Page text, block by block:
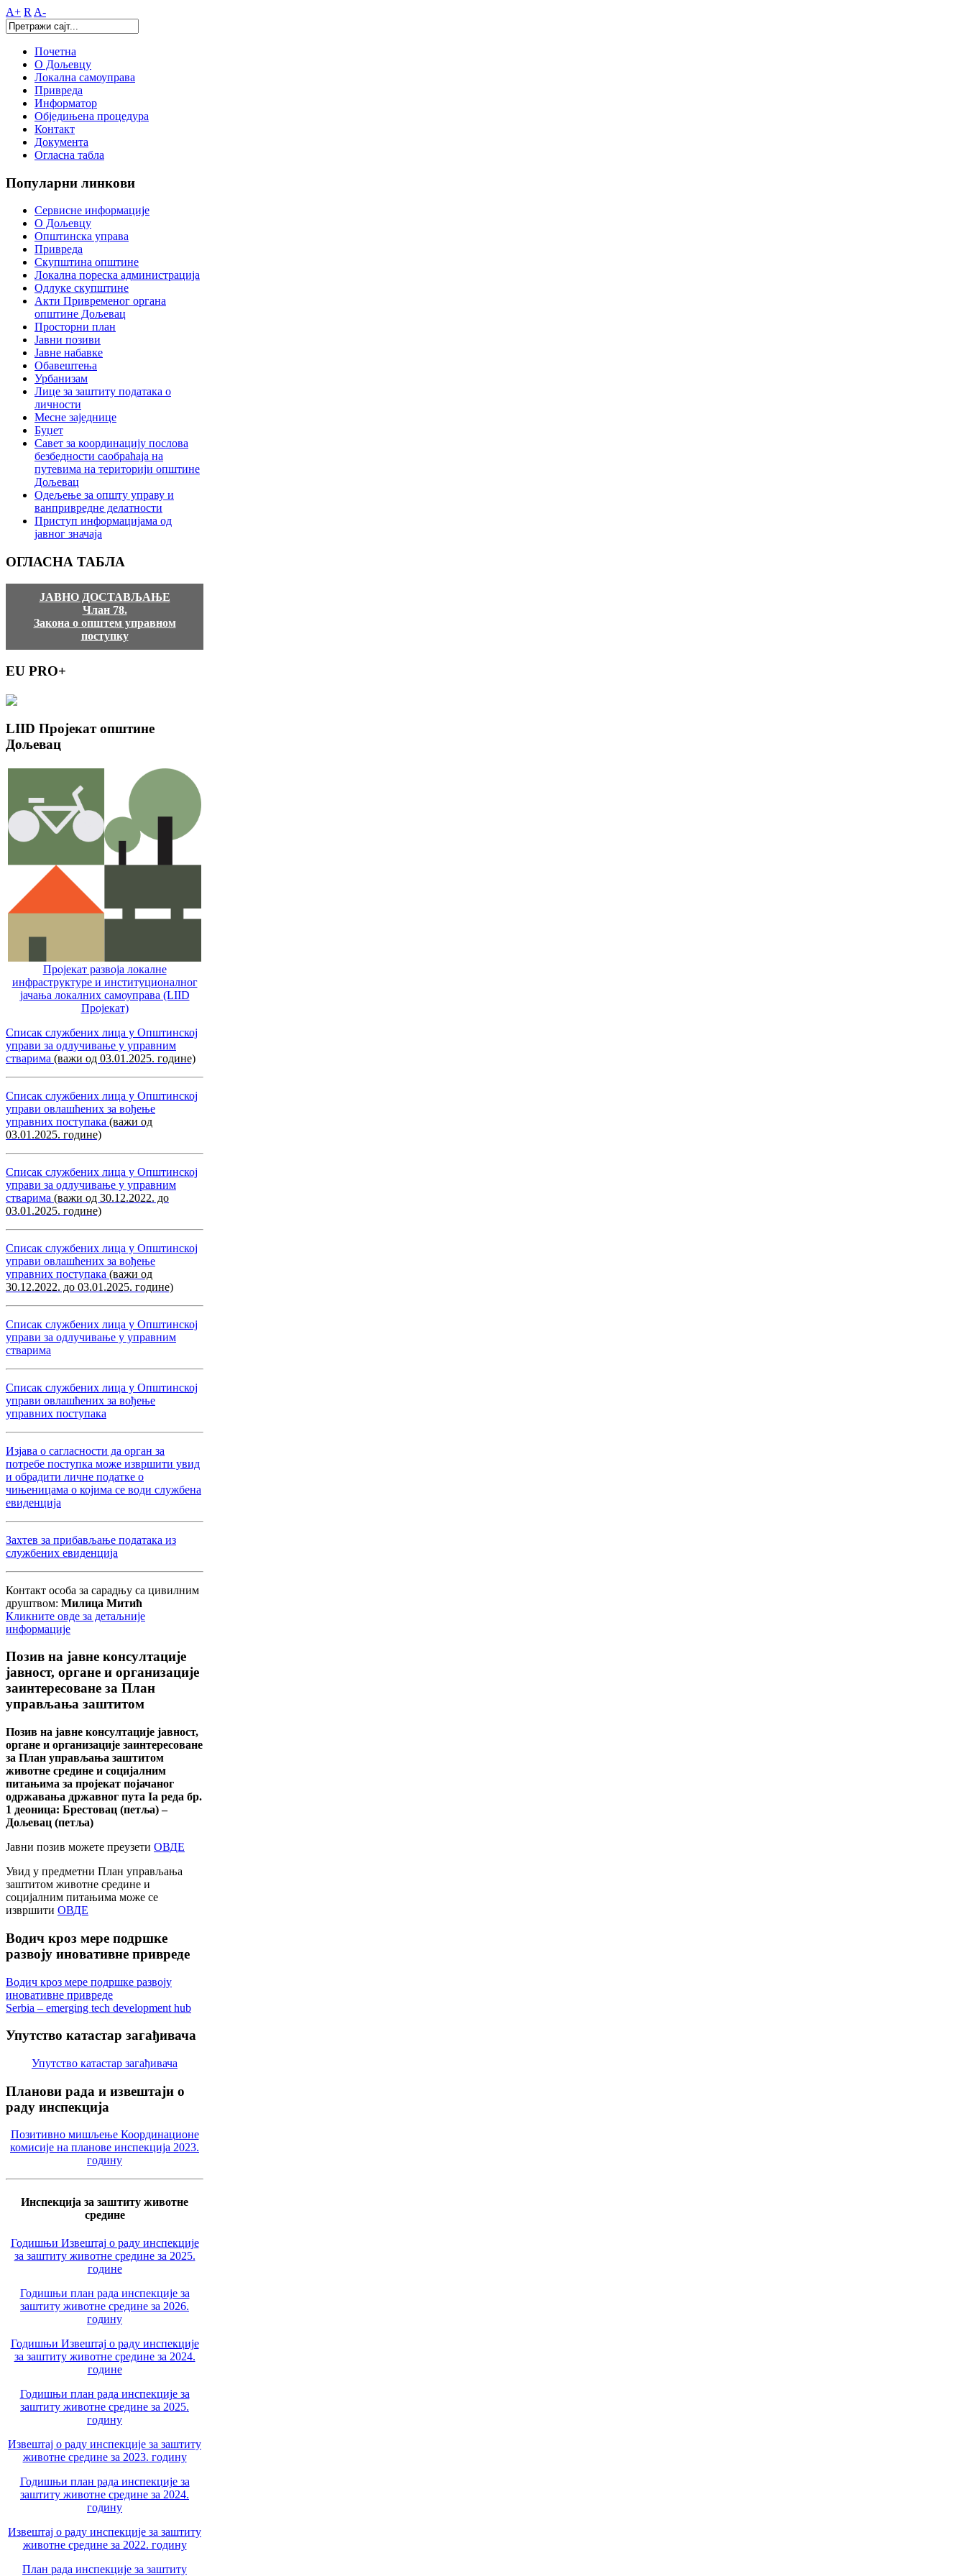
A+ R A-
Почетна
О Дољевцу
Локална самоуправа
Привреда
Информатор
Обједињена процедура
Контакт
Документа
Огласна табла
Популарни линкови
Сервисне информације
О Дољевцу
Општинска управа
Привреда
Скупштина општине
Локална пореска администрација
Одлуке скупштине
Акти Привременог органа
општине Дољевац
Просторни план
Јавни позиви
Јавне набавке
Обавештења
Урбанизам
Лице за заштиту података о
личности
Месне заједнице
Буџет
Савет за координацију послова
безбедности саобраћаја на
путевима на територији општине
Дољевац
Одељење за општу управу и
ванпривредне делатности
Приступ информацијама од
јавног значаја
ОГЛАСНА ТАБЛА
ЈАВНО ДОСТАВЉАЊЕ
Члан 78.
Закона о општем управном
поступку
EU PRO+
LIID Пројекат општине
Дољевац
Пројекат развоја локалне
инфраструктуре и институционалног
јачања локалних самоуправa (LIID
Пројекат)
Списак службених лица у Општинској
управи за одлучивање у управним
стварима (важи од 03.01.2025. године)
Списак службених лица у Општинској
управи овлашћених за вођење
управних поступака (важи од
03.01.2025. године)
Списак службених лица у Општинској
управи за одлучивање у управним
стварима (важи од 30.12.2022. до
03.01.2025. године)
Списак службених лица у Општинској
управи овлашћених за вођење
управних поступака (важи од
30.12.2022. до 03.01.2025. године)
Списак службених лица у Општинској
управи за одлучивање у управним
стварима
Списак службених лица у Општинској
управи овлашћених за вођење
управних поступака
Изјава о сагласности да орган за
потребе поступка може извршити увид
и обрадити личне податке о
чињеницама о којима се води службена
евиденција
Захтев за прибављање података из
службених евиденција
Контакт особа за сарадњу са цивилним
друштвом: Милица Митић
Кликните овде за детаљније
информације
Позив на јавне консултације
јавност, органе и организације
заинтересоване за План
управљања заштитом
Позив на јавне консултације јавност,
органе и организације заинтересоване
за План управљања заштитом
животне средине и социјалним
питањима за пројекат појачаног
одржавања државног пута Ia реда бр.
1 деоница: Брестовац (петља) –
Дољевац (петља)
Јавни позив можете преузети ОВДЕ
Увид у предметни План управљања
заштитом животне средине и
социјалним питањима може се
извршити ОВДЕ
Водич кроз мере подршке
развоју иновативне привреде
Водич кроз мере подршке развоју
иновативне привреде
Serbia – emerging tech development hub
Упутство катастар загађивача
Упутство катастар загађивача
Планови рада и извештаји о
раду инспекција
Позитивно мишљење Координационе
комисије на планове инспекција 2023.
годину
Инспекција за заштиту животне
средине
Годишњи Извештај о раду инспекције
за заштиту животне средине за 2025.
године
Годишњи план рада инспекције за
заштиту животне средине за 2026.
годину
Годишњи Извештај о раду инспекције
за заштиту животне средине за 2024.
године
Годишњи план рада инспекције за
заштиту животне средине за 2025.
годину
Извештај о раду инспекције за заштиту
животне средине за 2023. годину
Годишњи план рада инспекције за
заштиту животне средине за 2024.
годину
Извештај о раду инспекције за заштиту
животне средине за 2022. годину
План рада инспекције за заштиту